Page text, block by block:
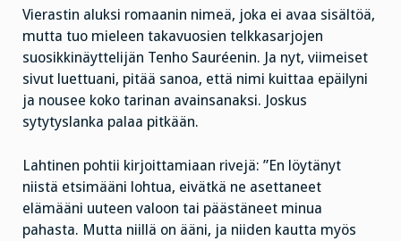
Vierastin aluksi romaanin nimeä, joka ei avaa sisältöä,
mutta tuo mieleen takavuosien telkkasarjojen
suosikkinäyttelijän Tenho Sauréenin. Ja nyt, viimeiset
sivut luettuani, pitää sanoa, että nimi kuittaa epäilyni
ja nousee koko tarinan avainsanaksi. Joskus
sytytyslanka palaa pitkään.
Lahtinen pohtii kirjoittamiaan rivejä: ”En löytänyt
niistä etsimääni lohtua, eivätkä ne asettaneet
elämääni uuteen valoon tai päästäneet minua
pahasta. Mutta niillä on ääni, ja niiden kautta myös